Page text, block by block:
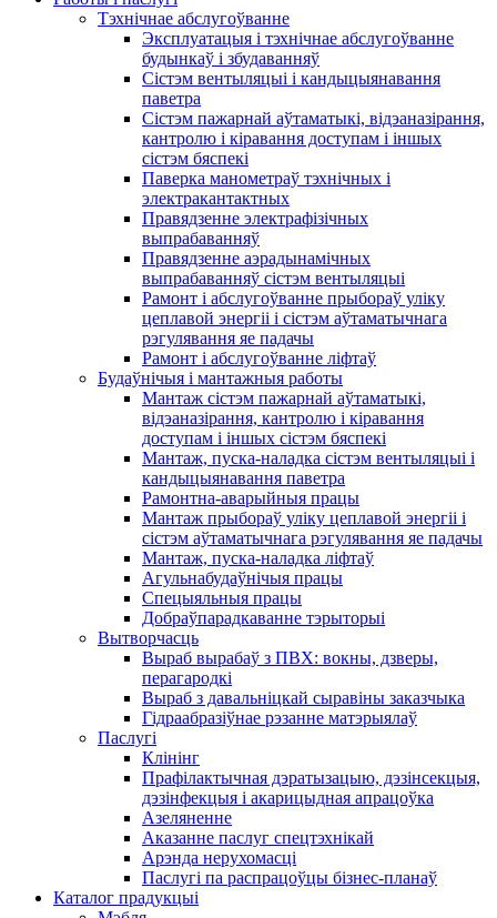
Тэхнічнае абслугоўванне
Эксплуатацыя і тэхнічнае абслугоўванне
будынкаў і збудаванняў
Сістэм вентыляцыі і кандыцыянавання
паветра
Сістэм пажарнай аўтаматыкі, відэаназірання,
кантролю і кіравання доступам і іншых
сістэм бяспекі
Паверка манометраў тэхнічных і
электракантактных
Правядзенне электрафізічных
выпрабаванняў
Правядзенне аэрадынамічных
выпрабаванняў сістэм вентыляцыі
Рамонт і абслугоўванне прыбораў уліку
цеплавой энергіі і сістэм аўтаматычнага
рэгулявання яе падачы
Рамонт і абслугоўванне ліфтаў
Будаўнічыя і мантажныя работы
Мантаж сістэм пажарнай аўтаматыкі,
відэаназірання, кантролю і кіравання
доступам і іншых сістэм бяспекі
Мантаж, пуска-наладка сістэм вентыляцыі і
кандыцыянавання паветра
Рамонтна-аварыйныя працы
Мантаж прыбораў уліку цеплавой энергіі і
сістэм аўтаматычнага рэгулявання яе падачы
Мантаж, пуска-наладка ліфтаў
Агульнабудаўнічыя працы
Спецыяльныя працы
Добраўпарадкаванне тэрыторыі
Вытворчасць
Выраб вырабаў з ПВХ: вокны, дзверы,
перагародкі
Выраб з давальніцкай сыравіны заказчыка
Гідраабразіўнае рэзанне матэрыялаў
Паслугі
Клінінг
Прафілактычная дэратызацыю, дэзiнсекцыя,
дэзінфекцыя і акарицыдная апрацоўка
Азеляненне
Аказанне паслуг спецтэхнікай
Арэнда нерухомасці
Паслугі па распрацоўцы бізнес-планаў
Каталог прадукцыі